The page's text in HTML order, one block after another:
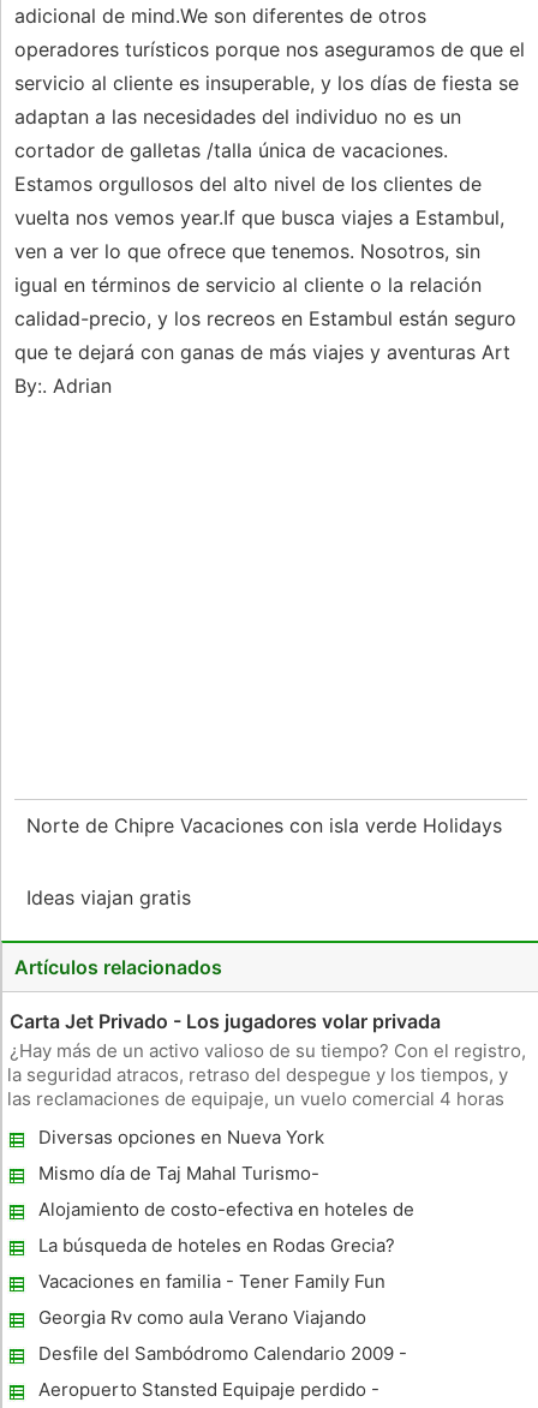
adicional de mind.We son diferentes de otros
operadores turísticos porque nos aseguramos de que el
servicio al cliente es insuperable, y los días de fiesta se
adaptan a las necesidades del individuo no es un
cortador de galletas /talla única de vacaciones.
Estamos orgullosos del alto nivel de los clientes de
vuelta nos vemos year.If que busca viajes a Estambul,
ven a ver lo que ofrece que tenemos. Nosotros, sin
igual en términos de servicio al cliente o la relación
calidad-precio, y los recreos en Estambul están seguro
que te dejará con ganas de más viajes y aventuras Art
By:. Adrian
Norte de Chipre Vacaciones con isla verde Holidays
Ideas viajan gratis
Artículos relacionados
Carta Jet Privado - Los jugadores volar privada
¿Hay más de un activo valioso de su tiempo? Con el registro,
la seguridad atracos, retraso del despegue y los tiempos, y
las reclamaciones de equipaje, un vuelo comercial 4 horas
derecha en la pista y salir del Maybach 57 S a unos pasos
Diversas opciones en Nueva York
Mismo día de Taj Mahal Turismo-
Atracciones y lugares para visitar
Alojamiento de costo-efectiva en hoteles de
cinco estrellas
La búsqueda de hoteles en Rodas Grecia?
Disponibilidad de una amplia selección de
hoteles en Isla Rodas De Webcon
Vacaciones en familia - Tener Family Fun
Georgia Rv como aula Verano Viajando
Desfile del Sambódromo Calendario 2009 -
Río de Janeiro Carnaval
Aeropuerto Stansted Equipaje perdido -